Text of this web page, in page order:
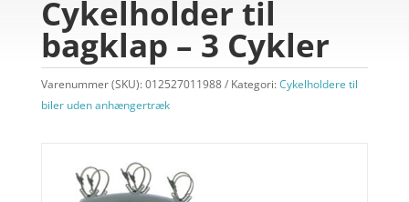
Cykelholder til
bagklap – 3 Cykler
Varenummer (SKU):012527011988 Kategori:Cykelholdere til
biler uden anhængertræk